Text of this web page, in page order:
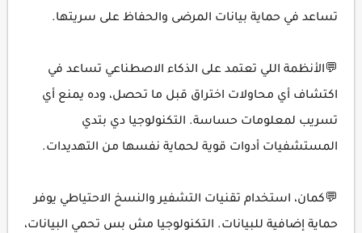
تساعد في حماية بيانات المرضى والحفاظ على سريتها.
💬الأنظمة اللي تعتمد على الذكاء الاصطناعي تساعد في
اكتشاف أي محاولات اختراق قبل ما تحصل، وده يمنع أي
تسريب لمعلومات حساسة. التكنولوجيا دي بتدي
المستشفيات أدوات قوية لحماية نفسها من التهديدات.
💬كمان، استخدام تقنيات التشفير والنسخ الاحتياطي يوفر
حماية إضافية للبيانات. التكنولوجيا مش بس تحمي البيانات،